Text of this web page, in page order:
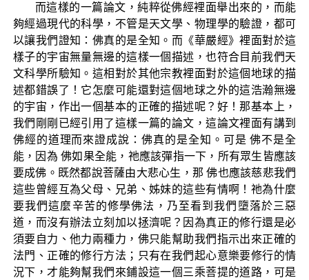
而這樣的一篇論文，純粹從佛經裡面舉出來的，而能
夠經過現代的科學，不管是天文學、物理學的驗證，都可
以讓我們證知：佛真的是全知。而《華嚴經》裡面對於這
樣子的宇宙無量無邊的這樣一個描述，也符合目前我們天
文科學所驗知。這相對於其他宗教裡面對於這個地球的描
述都錯誤了！它怎麼可能還對這個地球之外的這浩瀚無邊
的宇宙，作出一個基本的正確的描述呢？好！那基本上，
我們剛剛已經引用了這樣一篇的論文，這論文裡面有講到
佛經的道理而來證成說：佛真的是全知。可是 佛不是全
能，因為 佛如果全能，祂應該彈指一下，所有眾生皆應該
要成佛。既然都說菩薩由大悲心生，那 佛也應該慈悲我們
這些曾經互為父母、兄弟、姊妹的這些有情啊！祂為什麼
要我們這麼辛苦的修學佛法，乃至看到我們墮落於三惡
道，而沒有辦法立刻加以拯濟呢？因為真正的修行還是必
須要自力、他力兩種力，佛只能幫助我們指示出來正確的
法門、正確的修行方法；只有在我們起心意樂要修行的情
況下，才能夠幫我們來鋪設這一個三乘菩提的道路，可是